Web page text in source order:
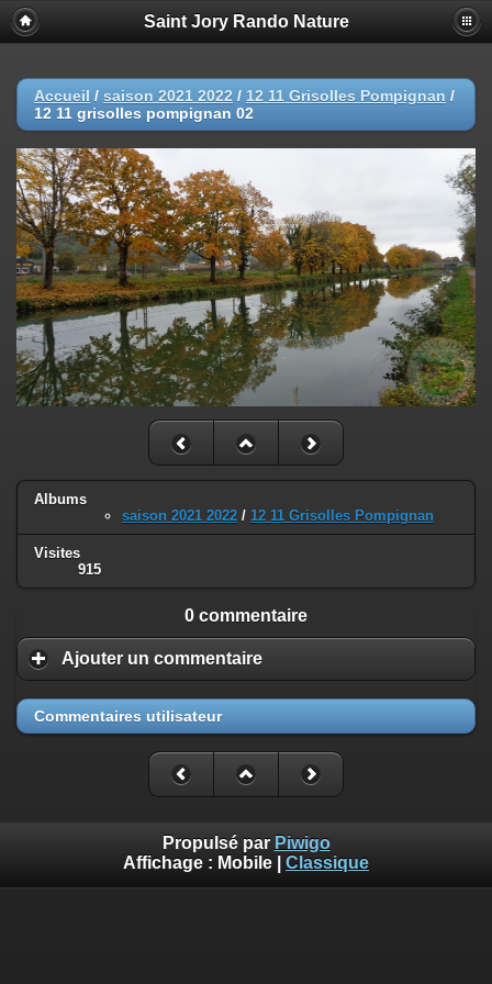
Saint Jory Rando Nature
Accueil / saison 2021 2022 / 12 11 Grisolles Pompignan /
12 11 grisolles pompignan 02
Albums
saison 2021 2022 / 12 11 Grisolles Pompignan
Visites
915
0 commentaire
Ajouter un commentaire
Commentaires utilisateur
Propulsé par Piwigo
Affichage : Mobile Classique